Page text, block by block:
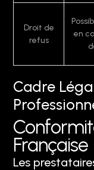
Droit de
refus
en
Cadre
Française
Les